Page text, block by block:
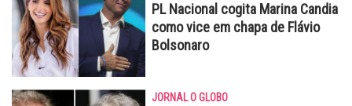
PL Nacional cogita Marina Candia
como vice em chapa de Flávio
Bolsonaro
JORNAL O GLOBO